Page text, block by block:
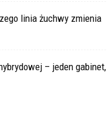
linia żuchwy zmienia
– jeden gabinet,